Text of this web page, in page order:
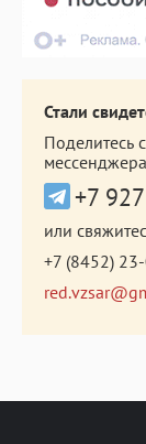
Стали
Поделитесь
+7
или
+7 (8452)